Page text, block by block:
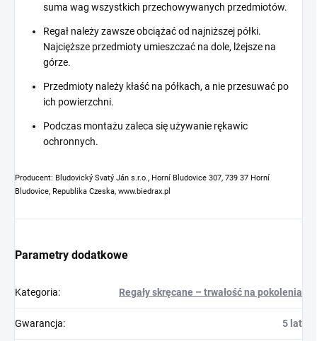
suma wag wszystkich przechowywanych przedmiotów.
Regał należy zawsze obciążać od najniższej półki.
Najcięższe przedmioty umieszczać na dole, lżejsze na
górze.
Przedmioty należy kłaść na półkach, a nie przesuwać po
ich powierzchni.
Podczas montażu zaleca się używanie rękawic
ochronnych.
Producent: Bludovický Svatý Ján s.r.o., Horní Bludovice 307, 739 37 Horní
Bludovice, Republika Czeska, www.biedrax.pl
Parametry dodatkowe
Kategoria: Regały skręcane – trwałość na pokolenia
Gwarancja: 5 lat